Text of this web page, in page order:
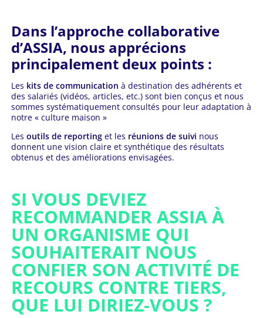
Dans l’approche collaborative
d’ASSIA, nous apprécions
principalement deux points :
Les kits de communication à destination des adhérents et
des salariés (vidéos, articles, etc.) sont bien conçus et nous
sommes systématiquement consultés pour leur adaptation à
notre « culture maison »
Les outils de reportinget les réunions de suivi nous
donnent une vision claire et synthétique des résultats
obtenus et des améliorations envisagées.
SI VOUS DEVIEZ
RECOMMANDER ASSIA À
UN ORGANISME QUI
SOUHAITERAIT NOUS
CONFIER SON ACTIVITÉ DE
RECOURS CONTRE TIERS,
QUE LUI DIRIEZ-VOUS ?